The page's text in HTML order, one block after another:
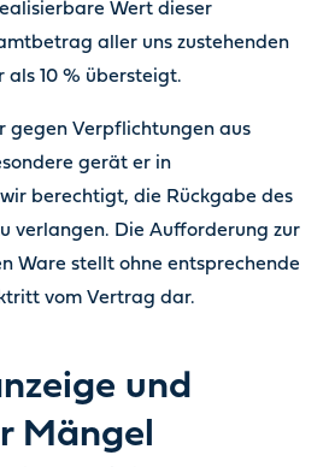
Wert dieser
aller uns zustehenden
als 10 % übersteigt.
gegen Verpflichtungen aus
gerät er in
berechtigt, die Rückgabe des
verlangen. Die Aufforderung zur
Ware stellt ohne entsprechende
vom Vertrag dar.
und
Mängel